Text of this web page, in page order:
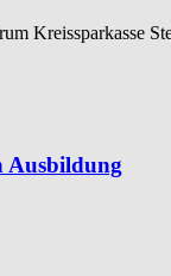
Kreissparkasse
Ausbildung